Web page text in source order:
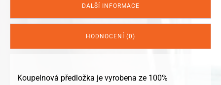
DALŠÍ INFORMACE
HODNOCENÍ (0)
Koupelnová předložka je vyrobena ze 100%